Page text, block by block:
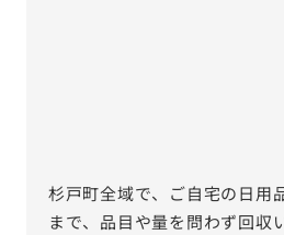
杉戸町全域で、ご自宅の日用
まで、品目や量を問わず回収